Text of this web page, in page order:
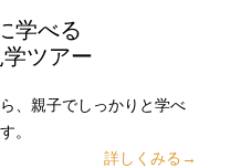
学べる
ツアー
、親子でしっかりと学べ
。
詳しくみる→